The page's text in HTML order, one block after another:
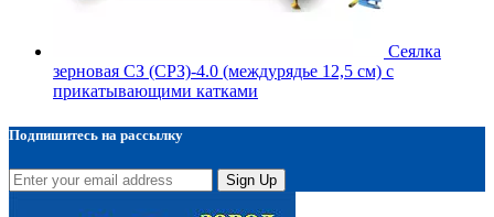
Сеялка
зерновая СЗ (СРЗ)-4.0 (междурядье 12,5 см) с
прикатывающими катками
Подпишитесь на рассылку
Sign Up